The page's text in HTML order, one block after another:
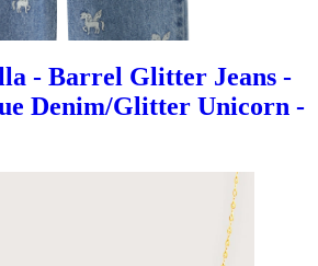
- Barrel Glitter Jeans -
Denim/Glitter Unicorn -